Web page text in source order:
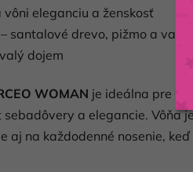
eleganciu a ženskosť
– santalové drevo, pižmo a
dojem
WOMAN je ideálna pre
a elegancie. Vôňa
aj na každodenné nosenie,